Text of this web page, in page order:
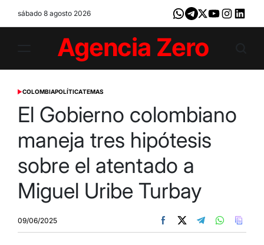
sábado 8 agosto 2026 Whatsapp
Telegram
X YoutubeInstagram
Zero
POSTED
COLOMBIAPOLÍTICATEMAS
El Gobierno colombiano
maneja tres hipótesis
sobre el atentado a
Miguel Uribe Turbay
09/06/2025